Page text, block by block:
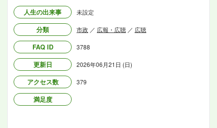
人生の出来事 未設定
分類 市政 ／ 広報・広聴 ／ 広聴
FAQ ID 3788
更新日 2026年06月21日 (日)
アクセス数 379
満足度